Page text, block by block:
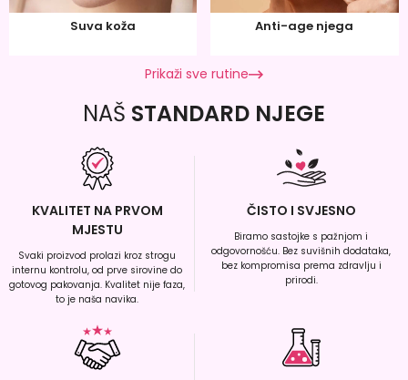
Suva koža Anti-age njega
Prikaži sve rutine
NAŠ STANDARD NJEGE
KVALITET NA PRVOM
MJESTU
Svaki proizvod prolazi kroz strogu
internu kontrolu, od prve sirovine do
gotovog pakovanja. Kvalitet nije faza,
to je naša navika.
ČISTO I SVJESNO
Biramo sastojke s pažnjom i
odgovornošću. Bez suvišnih dodataka,
bez kompromisa prema zdravlju i
prirodi.